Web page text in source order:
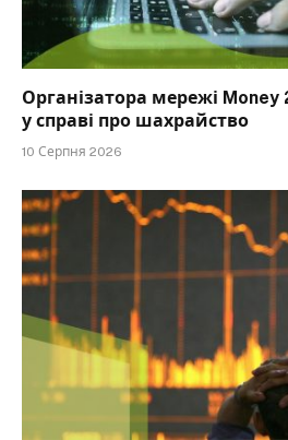
Організатора мережі
у справі про шахрайство
10 Серпня 2026